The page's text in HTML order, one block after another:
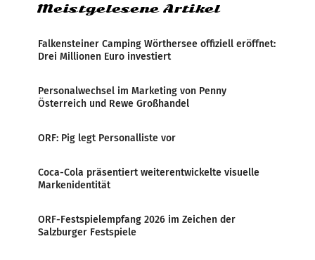
Meistgelesene Artikel
Falkensteiner Camping Wörthersee offiziell eröffnet:
Drei Millionen Euro investiert
Personalwechsel im Marketing von Penny
Österreich und Rewe Großhandel
ORF: Pig legt Personalliste vor
Coca-Cola präsentiert weiterentwickelte visuelle
Markenidentität
ORF-Festspielempfang 2026 im Zeichen der
Salzburger Festspiele